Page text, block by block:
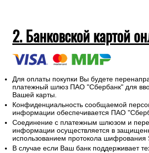
заказа будет отправлен электронный
оплате заказа.
2. Банковской картой
Для оплаты покупки Вы будете
платежный шлюз ПАО "Сбербанк" для
Вашей карты.